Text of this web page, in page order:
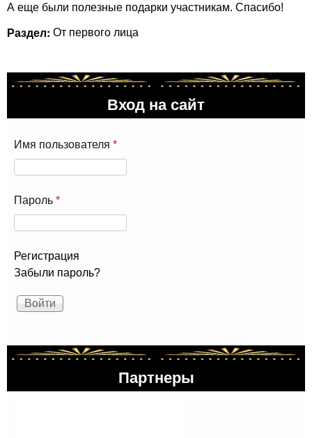
А еще были полезные подарки участникам. Спасибо!
Раздел: От первого лица
Вход на сайт
Имя пользователя *
Пароль *
Регистрация
Забыли пароль?
Партнеры